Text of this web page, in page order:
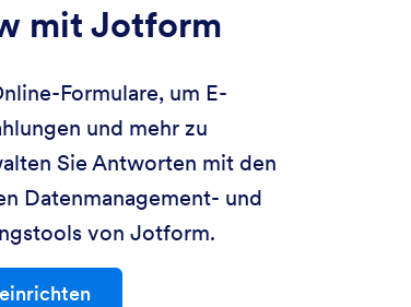
mit Jotform
Formulare, um E-
und mehr zu
Sie Antworten mit den
Datenmanagement- und
von Jotform.